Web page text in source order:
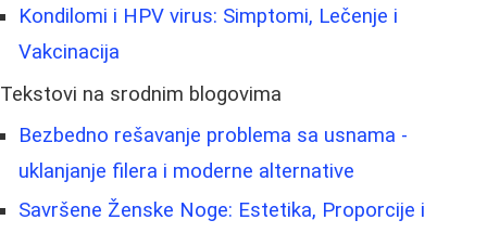
Kondilomi i HPV virus: Simptomi, Lečenje i
Vakcinacija
Tekstovi na srodnim blogovima
Bezbedno rešavanje problema sa usnama -
uklanjanje filera i moderne alternative
Savršene Ženske Noge: Estetika, Proporcije i